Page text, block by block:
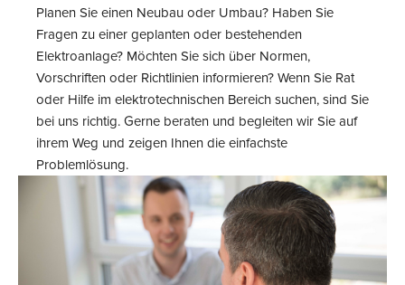
Planen Sie einen Neubau oder Umbau? Haben Sie
Fragen zu einer geplanten oder bestehenden
Elektroanlage? Möchten Sie sich über Normen,
Vorschriften oder Richtlinien informieren? Wenn Sie Rat
oder Hilfe im elektrotechnischen Bereich suchen, sind Sie
bei uns richtig. Gerne beraten und begleiten wir Sie auf
ihrem Weg und zeigen Ihnen die einfachste
Problemlösung.